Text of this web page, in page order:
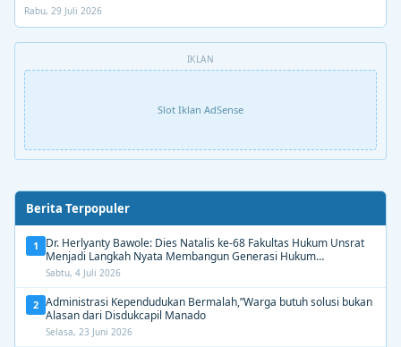
Rabu, 29 Juli 2026
IKLAN
Slot Iklan AdSense
Berita Terpopuler
1
Dr. Herlyanty Bawole: Dies Natalis ke-68 Fakultas Hukum Unsrat
Menjadi Langkah Nyata Membangun Generasi Hukum
Berdampak
Sabtu, 4 Juli 2026
2 Administrasi Kependudukan Bermalah,”Warga butuh solusi bukan
Alasan dari Disdukcapil Manado
Selasa, 23 Juni 2026